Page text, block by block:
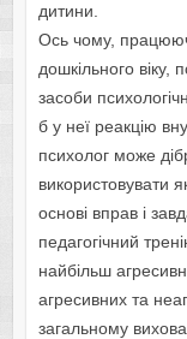
дитини.
Ось чому,
дошкільного віку,
засоби
б у неї реакцію
психолог може
використовувати
основі вправ і
педагогічний
найбільш
агресивних та
загальному